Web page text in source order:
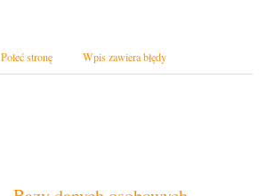
Poleć stronę Wpis zawiera błędy